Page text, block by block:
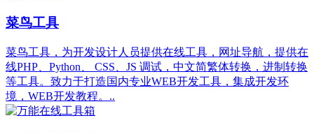
菜鸟工具
菜鸟工具，为开发设计人员提供在线工具，网址导航，提供在
线PHP、Python、 CSS、JS 调试，中文简繁体转换，进制转换
等工具。致力于打造国内专业WEB开发工具，集成开发环
境，WEB开发教程。..